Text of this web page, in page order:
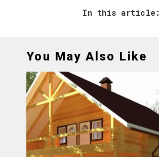
In this article:
You May Also Like